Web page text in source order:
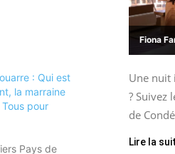
: Qui est
la marraine
pour
Pays de
Fiona
Une nuit
? Suivez
de
Lire la